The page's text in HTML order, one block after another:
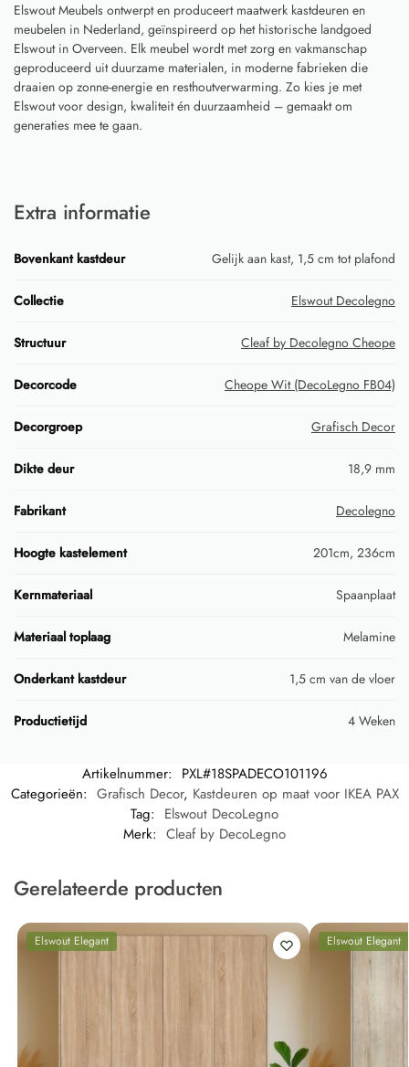
Elswout Meubels ontwerpt en produceert maatwerk kastdeuren en
meubelen in Nederland, geïnspireerd op het historische landgoed
Elswout in Overveen. Elk meubel wordt met zorg en vakmanschap
geproduceerd uit duurzame materialen, in moderne fabrieken die
draaien op zonne-energie en resthoutverwarming. Zo kies je met
Elswout voor design, kwaliteit én duurzaamheid – gemaakt om
generaties mee te gaan.
Extra informatie
Bovenkant kastdeur Gelijk aan kast, 1,5 cm tot plafond
Collectie Elswout Decolegno
Structuur Cleaf by Decolegno Cheope
Decorcode Cheope Wit (DecoLegno FB04)
Decorgroep Grafisch Decor
Dikte deur 18,9 mm
Fabrikant Decolegno
Hoogte kastelement 201cm, 236cm
Kernmateriaal Spaanplaat
Materiaal toplaag Melamine
Onderkant kastdeur 1,5 cm van de vloer
Productietijd 4 Weken
Artikelnummer: PXL#18SPADECO101196
Categorieën: Grafisch Decor, Kastdeuren op maat voor IKEA PAX
Tag: Elswout DecoLegno
Merk: Cleaf by DecoLegno
Gerelateerde producten
Elswout Elegant Elswout Elegant